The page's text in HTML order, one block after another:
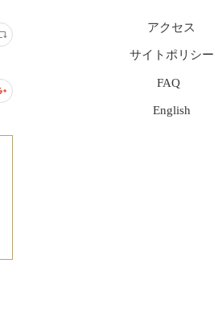
アクセス
サイトポリシー
FAQ
English